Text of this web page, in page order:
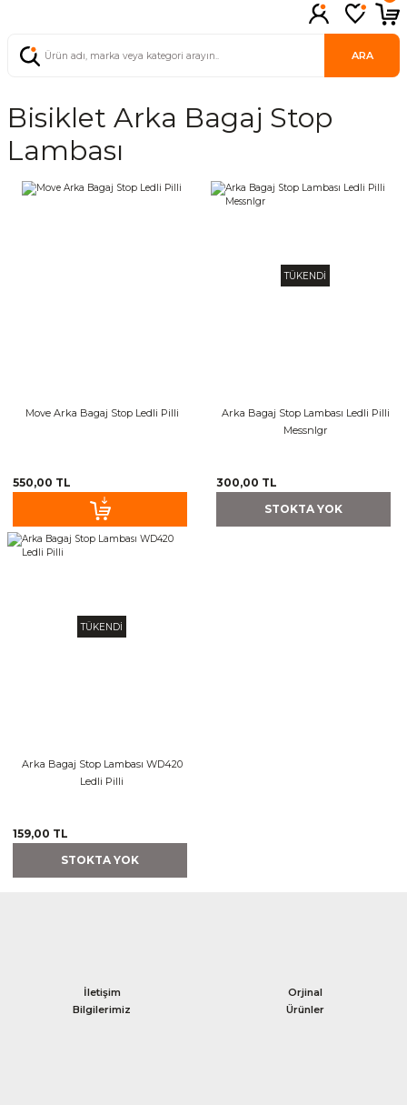
ARA
Bisiklet Arka Bagaj Stop
Lambası
Move Arka Bagaj Stop Ledli Pilli
550,00 TL
TÜKENDİ
Arka Bagaj Stop Lambası Ledli Pilli
Messnlgr
300,00 TL
STOKTA YOK
TÜKENDİ
Arka Bagaj Stop Lambası WD420
Ledli Pilli
159,00 TL
STOKTA YOK
İletişim
Bilgilerimiz
Orjinal
Ürünler